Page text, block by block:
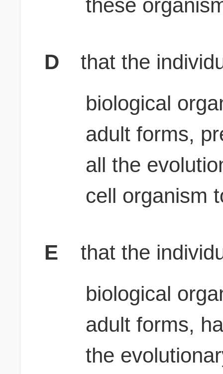
these
D
that the
biological
adult forms,
all the
cell organism
E
that the
biological
adult forms,
the